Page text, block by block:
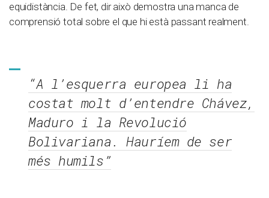
equidistància. De fet, dir això demostra una manca de
comprensió total sobre el que hi està passant realment.
“A l’esquerra europea li ha
costat molt d’entendre Chávez,
Maduro i la Revolució
Bolivariana. Hauríem de ser
més humils”